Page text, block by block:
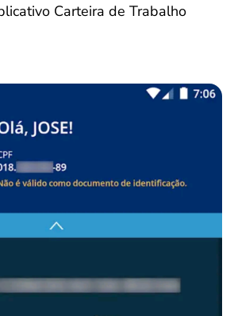
Carteira de Trabalho